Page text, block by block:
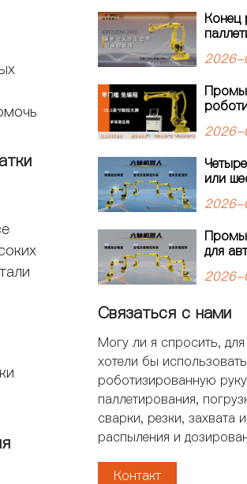
KEWEI
линии
Конец
главу
или
для
Связаться с нами
Могу ли я спросить,
хотели бы
роботизированную
паллетирования,
сварки, резки, захвата
распыления и
Контакт